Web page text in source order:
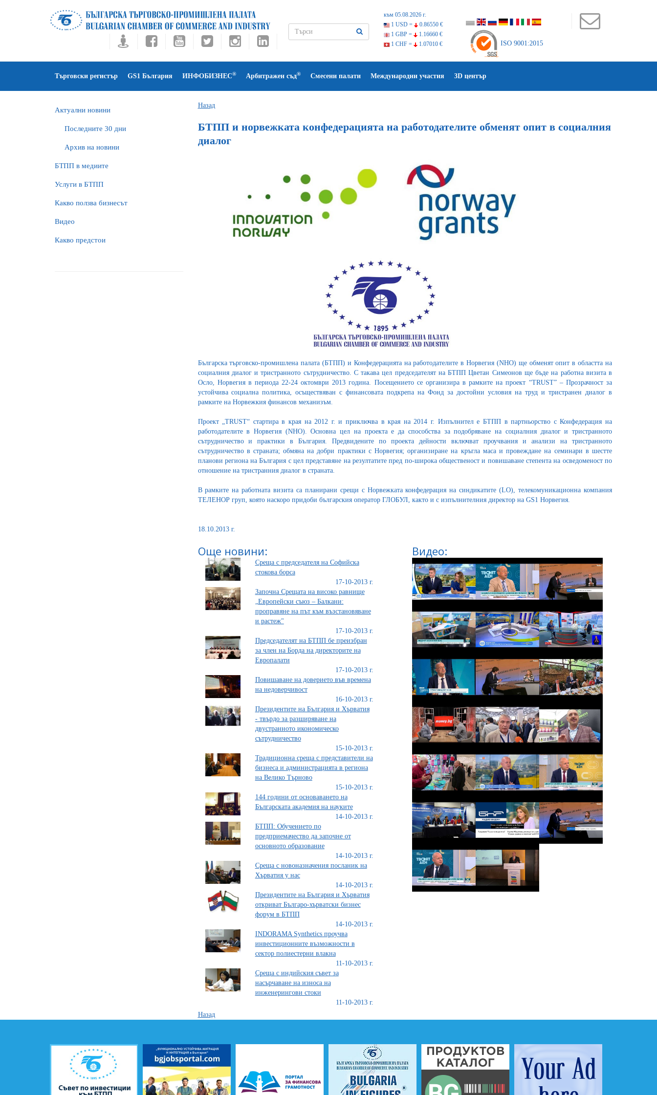
към 05.08.2026 г.
1 USD =
0.86550 €
1 GBP =
1.16660 €
1 CHF =
1.07010 € ISO 9001:2015
Търговски регистър GS1 България ИНФОБИЗНЕС® Арбитражен съд® Смесени палати Международни участия 3D център
Актуални новини
Последните 30 дни
Архив на новини
БTПП в медиите
Услуги в БТПП
Какво ползва бизнесът
Видео
Какво предстои
Назад
БТПП и норвежката конфедерацията на работодателите обменят опит в социалния
диалог
Българска търговско-промишлена палата (БТПП) и Конфедерацията на работодателите в Норвегия (NHO) ще обменят опит в областта на
социалния диалог и тристранното сътрудничество. С такава цел председателят на БТПП Цветан Симеонов ще бъде на работна визита в
Осло, Норвегия в периода 22-24 октомври 2013 година. Посещението се организира в рамките на проект “TRUST” – Прозрачност за
устойчива социална политика, осъществяван с финансовата подкрепа на Фонд за достойни условия на труд и тристранен диалог в
рамките на Норвежкия финансов механизъм.
Проект „TRUST“ стартира в края на 2012 г. и приключва в края на 2014 г. Изпълнител е БТПП в партньорство с Конфедерация на
работодателите в Норвегия (NHO). Основна цел на проекта е да способства за подобряване на социалния диалог и тристранното
сътрудничество и практики в България. Предвидените по проекта дейности включват проучвания и анализи на тристранното
сътрудничество в страната; обмяна на добри практики с Норвегия; организиране на кръгла маса и провеждане на семинари в шестте
планови региона на България с цел представяне на резултатите пред по-широка общественост и повишаване степента на осведоменост по
отношение на тристранния диалог в страната.
В рамките на работната визита са планирани срещи с Норвежката конфедерация на синдикатите (LO), телекомуникационна компания
ТЕЛЕНОР груп, която наскоро придоби българския оператор ГЛОБУЛ, както и с изпълнителния директор на GS1 Норвегия.
18.10.2013 г.
Още новини:
Среща с председателя на Софийска
стокова борса
17-10-2013 г.
Започна Срещата на високо равнище
„Европейски съюз – Балкани:
проправяне на път към възстановяване
и растеж"
17-10-2013 г.
Председателят на БТПП бе преизбран
за член на Борда на директорите на
Европалати
17-10-2013 г.
Повишаване на доверието във времена
на недоверчивост
16-10-2013 г.
Президентите на България и Хърватия
- твърдо за разширяване на
двустранното икономическо
сътрудничество
15-10-2013 г.
Традиционна среща с представители на
бизнеса и администрацията в региона
на Велико Търново
15-10-2013 г.
144 години от основаването на
Българската академия на науките
14-10-2013 г.
БТПП: Обучението по
предприемачество да започне от
основното образование
14-10-2013 г.
Среща с новоназначения посланик на
Хърватия у нас
14-10-2013 г.
Президентите на България и Хърватия
откриват Българо-хърватски бизнес
форум в БТПП
14-10-2013 г.
INDORAMA Synthetics проучва
инвестиционните възможности в
сектор полиестерни влакна
11-10-2013 г.
Среща с индийския съвет за
насърчаване на износа на
инженерингови стоки
11-10-2013 г.
Видео:
Назад